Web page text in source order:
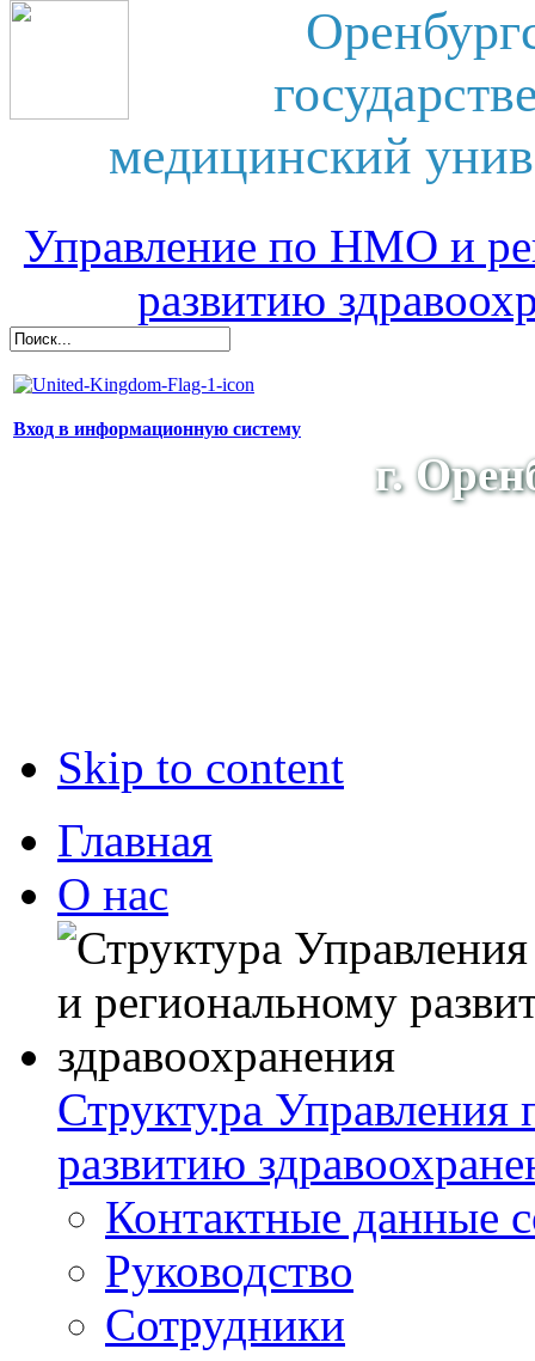
медицинский
Управление по НМО и
развитию
Вход в информационную систему
г.
Skip to content
Главная
О нас
Структура
развитию
Контактные данные
Руководство
Сотрудники